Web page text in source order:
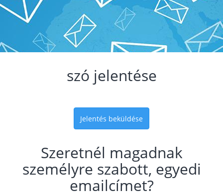
szó jelentése
Jelentés beküldése
Szeretnél magadnak
személyre szabott, egyedi
emailcímet?